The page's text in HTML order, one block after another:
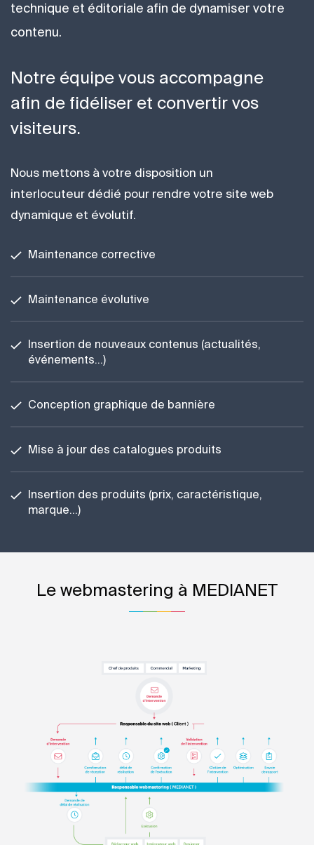
technique et éditoriale afin de dynamiser votre
contenu.
Notre équipe vous accompagne
afin de fidéliser et convertir vos
visiteurs.
Nous mettons à votre disposition un
interlocuteur dédié pour rendre votre site web
dynamique et évolutif.
Maintenance corrective
Maintenance évolutive
Insertion de nouveaux contenus (actualités,
événements…)
Conception graphique de bannière
Mise à jour des catalogues produits
Insertion des produits (prix, caractéristique,
marque…)
Le webmastering à MEDIANET